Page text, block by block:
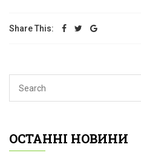
Share This:
ОСТАННІ НОВИНИ